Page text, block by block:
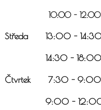
10:00 - 12:00
Středa 13:00 - 14:30
14:30 - 18:00
Čtvrtek 7:30 - 9:00
9:00 - 12:00